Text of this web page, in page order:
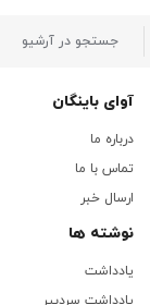
آوای باینگان
درباره ما
تماس با ما
ارسال خبر
نوشته ها
یادداشت
یادداشت سردبیر